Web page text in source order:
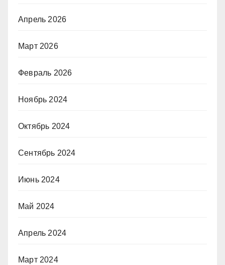
Апрель 2026
Март 2026
Февраль 2026
Ноябрь 2024
Октябрь 2024
Сентябрь 2024
Июнь 2024
Май 2024
Апрель 2024
Март 2024